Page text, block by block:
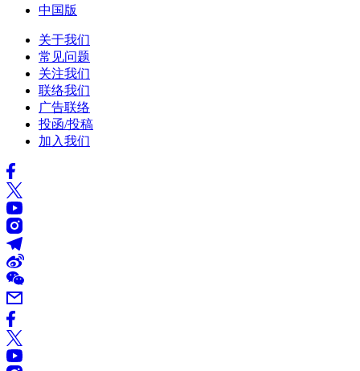
中国版
关于我们
常见问题
关注我们
联络我们
广告联络
投函/投稿
加入我们